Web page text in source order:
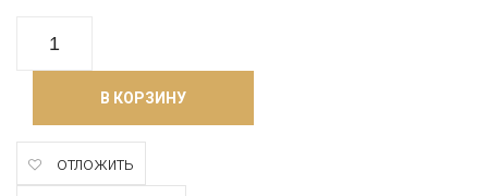
В КОРЗИНУ
отложить